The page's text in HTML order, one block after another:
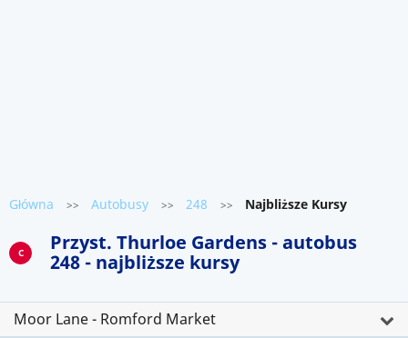
Główna >> Autobusy >> 248 >> Najbliższe Kursy
C
Przyst. Thurloe Gardens - autobus
248 - najbliższe kursy
Moor Lane - Romford Market